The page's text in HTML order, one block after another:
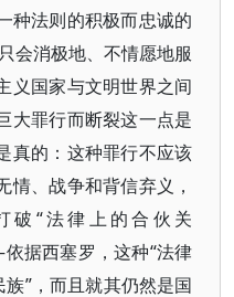
种法则的积极而忠诚的
会消极地、不情愿地服
义国家与文明世界之间
大罪行而断裂这一点是
真的：这种罪行不应该
情、战争和背信弃义，
破“法律上的合伙关
据西塞罗，这种“法律
”，而且就其仍然是国